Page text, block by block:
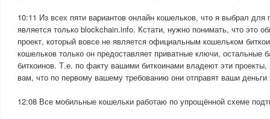
10:11 Из всех пяти вариантов онлайн кошельков, что я выбрал
является только blockchain.info. Кстати, нужно понимать, что это
проект, который вовсе не является официальным кошельком
кошельков только он предоставляет приватные ключи, остальные
биткоинов. Т.е. по факту вашими биткоинами владеют эти
вам, что по первому вашему требованию они отправят ваши
12:08 Все мобильные кошельки работаю по упрощённой схеме